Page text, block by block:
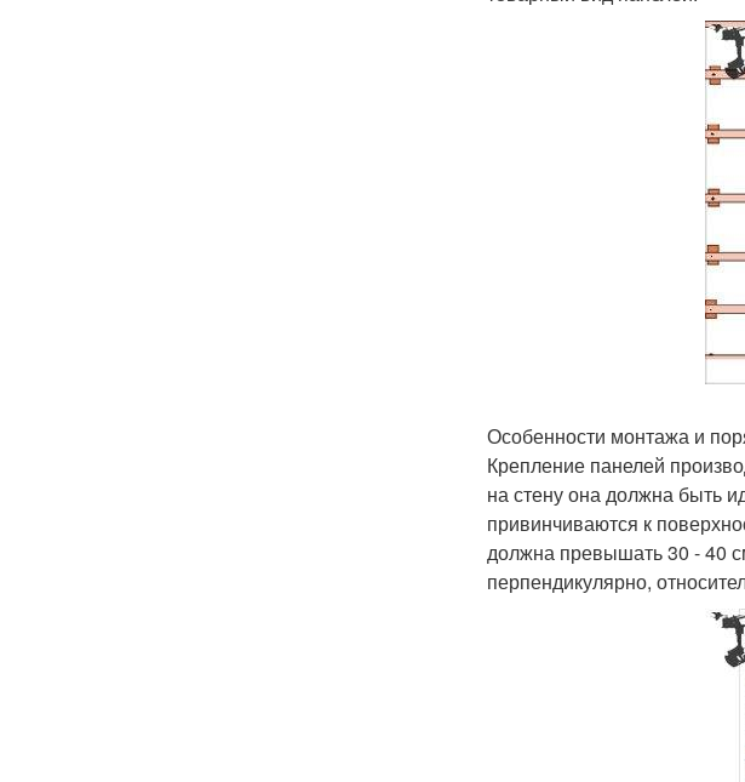
Особенности монтажа и
Крепление панелей
на стену она должна быть
привинчиваются к
должна превышать 30 - 40
перпендикулярно,